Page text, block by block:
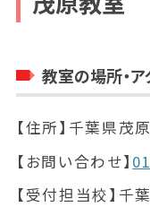
教室の場所・ア
【住所】 千葉県茂
【お問い合わせ】
【受付担当校】 千